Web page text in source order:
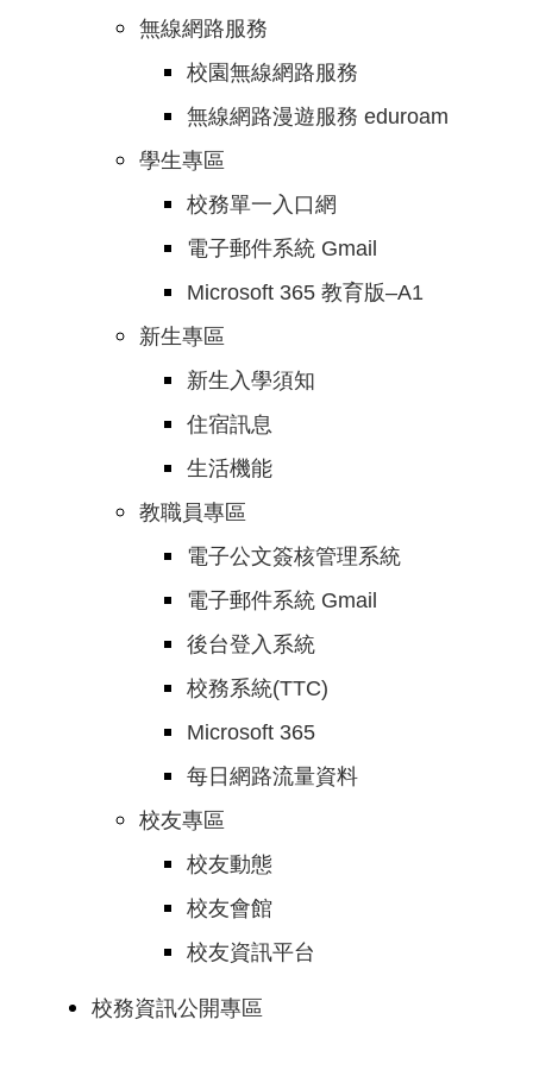
無線網路服務
校園無線網路服務
無線網路漫遊服務 eduroam
學生專區
校務單一入口網
電子郵件系統 Gmail
Microsoft 365 教育版–A1
新生專區
新生入學須知
住宿訊息
生活機能
教職員專區
電子公文簽核管理系統
電子郵件系統 Gmail
後台登入系統
校務系統(TTC)
Microsoft 365
每日網路流量資料
校友專區
校友動態
校友會館
校友資訊平台
校務資訊公開專區